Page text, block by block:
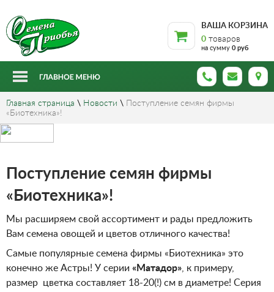
ВАША КОРЗИНА
0 товаров
на сумму 0 руб
Главная страница \ Новости \
Поступление семян фирмы
«Биотехника»!
Поступление семян фирмы
«Биотехника»!
Мы расширяем свой ассортимент и рады предложить
Вам семена овощей и цветов отличного качества!
Самые популярные семена фирмы «Биотехника» это
конечно же Астры! У серии «Матадор» , к примеру,
размер цветка составляет 18-20(!) см в диаметре! Серия